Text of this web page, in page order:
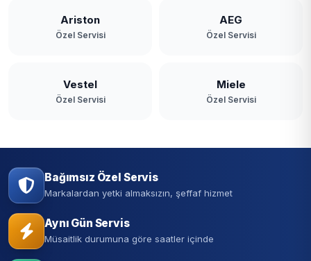
Ariston
Özel Servisi
AEG
Özel Servisi
Vestel
Özel Servisi
Miele
Özel Servisi
Bağımsız Özel Servis
Markalardan yetki almaksızın, şeffaf hizmet
Aynı Gün Servis
Müsaitlik durumuna göre saatler içinde